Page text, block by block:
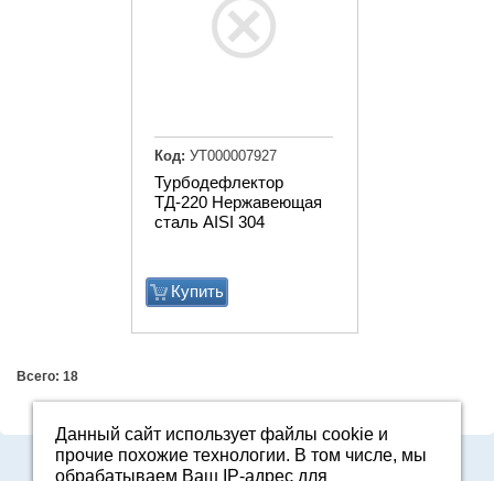
Турбодефлектор
ТД-220 Нержавеющая
сталь AISI 304
Купить
Код: УТ000007927
Всего: 18
Адрес: Свердловская область, г. Арамиль, ул. Базовая, 2
Данный сайт использует файлы cookie и
прочие похожие технологии. В том числе, мы
обрабатываем Ваш IP-адрес для